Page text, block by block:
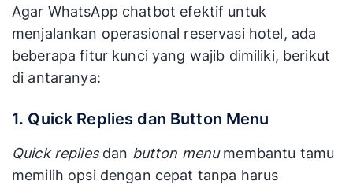
Agar WhatsApp chatbot efektif untuk
menjalankan operasional reservasi hotel, ada
beberapa fitur kunci yang wajib dimiliki, berikut
di antaranya:
1. Quick Replies dan Button Menu
Quick replies dan button menumembantu tamu
memilih opsi dengan cepat tanpa harus